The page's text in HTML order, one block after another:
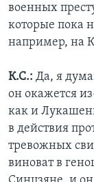
военных
которые пока
например, на
К.С.: Да, я
он окажется
как и
в действия
тревожных
виноват в